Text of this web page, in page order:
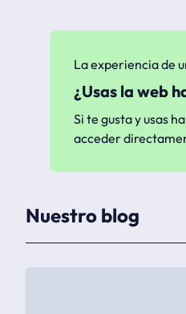
La experiencia de
¿Usas la web
Si te gusta y usas
acceder
Nuestro blog